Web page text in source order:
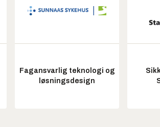
Fagansvarlig teknologi og
løsningsdesign